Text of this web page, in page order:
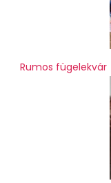
Rumos fügelekvár